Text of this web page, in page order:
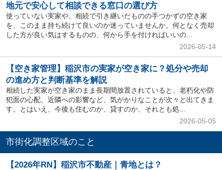
地元で安心して相談できる窓口の選び方
使っていない実家や、相続で引き継いだものの手つかずの空き家
を、このまま持ち続けて良いのか迷っていませんか。何となく売却
した方が良い気はするものの、何から手を付ければいいの...
2026-05-14
【空き家管理】稲沢市の実家が空き家に？処分や売却
の進め方と判断基準を解説
相続した実家が空き家のまま長期間放置されていると、老朽化や防
犯面の心配、近隣への影響など、気がかりなことが次々と出てきま
す。とはいえ、今後も住むのか、貸すのか、それとも処...
2026-05-05
市街化調整区域のこと
【2026年RN】稲沢市不動産｜青地とは？